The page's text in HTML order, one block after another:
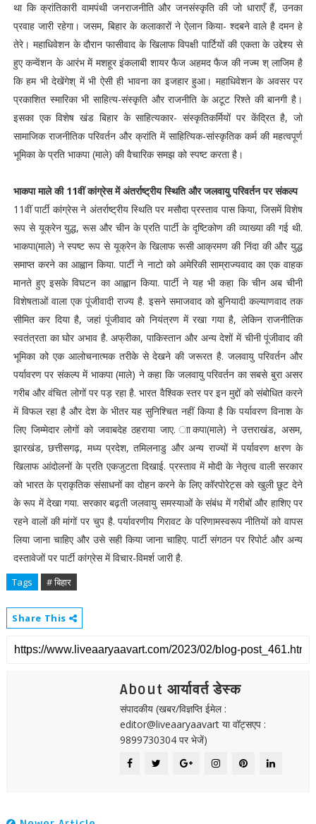
था कि क्रांतिकारी वामपंथी जनराजनीति और जनसंस्कृति की जो धाराएँ हैं, उनका
प्रवाह जारी रहेगा। जसम, बिहार के कलाकारों ने ऐलान किया- श्दबने वाले है दमन हे
तेरे। महाधिवेशन के दौरान फासीवाद के खिलाफ विपक्षी पार्टियों की एकता के उद्देश्य से
हुए कन्वेंशन के आरंभ में मशहूर इंकलाबी शायर फैज अहमद फैज की नज्म श् लाजिम है
कि हम भी देखेंगेश् में भी ऐसी ही भावना का इजहार हुआ। महाधिवेशन के अवसर पर
प्रकाशित स्मारिका भी साहित्य-संस्कृति और राजनीति के अटूट रिश्ते की बानगी है।
इसका एक विशेष खंड बिहार के साहित्यकार- संस्कृतिकर्मियों पर केंद्रित है, जो
सामाजिक राजनीतिक परिवर्तन और क्रांति में साहित्यिक-सांस्कृतिक कर्म की महत्वपूर्ण
भूमिका के प्रति भाकपा (माले) की वैचारिक समझ को स्पष्ट करता है।
भाकपा माले की 11वीं कांग्रेस में अंतर्राष्ट्रीय स्थिति और जलवायु परिवर्तन पर संकल्प
11वीं पार्टी कांग्रेस ने अंतर्राष्ट्रीय स्थिति पर मसौदा प्रस्ताव पास किया, जिसमें विशेष
रूप से यूक्रेन युद्ध, रूस और चीन के प्रति पार्टी के दृष्टिकोण की व्याख्या की गई थी.
भाकपा(माले) ने स्पष्ट रूप से यूक्रेन के खिलाफ रूसी आक्रमण की निंदा की और युद्ध
समाप्त करने का आह्वान किया. पार्टी ने नाटो को अमेरिकी साम्राज्यवाद का एक वाहक
मानते हुए इसके विघटन का आह्वान किया. पार्टी ने यह भी कहा कि चीन अब चीनी
विशेषताओं वाला एक पूंजीवादी राज्य है. इसने समाजवाद को बुनियादी कल्याणवाद तक
सीमित कर दिया है, जहां पूंजीवाद को नियंत्रण में रखा गया है, लेकिन राजनीतिक
स्वतंत्रता का घोर अभाव है. अफ्रीका, पाकिस्तान और अन्य देशों में चीनी पूंजीवाद की
भूमिका को एक आलोचनात्मक तरीके से देखने की जरूरत है. जलवायु परिवर्तन और
पर्यावरण पर संकल्प में भाकपा (माले) ने कहा कि जलवायु परिवर्तन का सबसे बुरा असर
गरीब और वंचित लोगों पर पड़ रहा है. भारत वैश्विक स्तर पर इन मुद्दों को संबोधित करने
में विफल रहा है और देश के भीतर यह सुनिश्चित नहीं किया है कि पर्यावरण विनाश के
लिए जिम्मेदार लोगों को जवाबदेह ठहराया जाए. ााकपा(माले) ने उत्तराखंड, असम,
झारखंड, छत्तीसगढ़, मध्य प्रदेश, तमिलनाडु और अन्य राज्यों में पर्यावरण क्षरण के
खिलाफ आंदोलनों के प्रति एकजुटता दिखाई. प्रस्ताव में मोदी के नेतृत्व वाली सरकार
को भारत के प्राकृतिक संसाधनों का दोहन करने के लिए कॉरपोरेट्स को खुली छूट देने
के रूप में देखा गया. सरकार बढ़ती जलवायु समस्याओं के संबंध में गरीबों और हाशिए पर
रहने वालों की मांगों पर चुप है. पर्यावरणीय गिरावट के परिणामस्वरूप नीतियों को वापस
लिया जाना चाहिए और उसे सही किया जाना चाहिए. पार्टी संगठन पर रिपोर्ट और अन्य
दस्तावेजों पर पार्टी कांग्रेस में विचार-विमर्श जारी है.
Tags # बिहार
Share This
About आर्यावर्त डेस्क
संपादकीय (खबर/विज्ञप्ति ईमेल :
editor@liveaaryaavart या वॉट्सएप :
9899730304 पर भेजें)